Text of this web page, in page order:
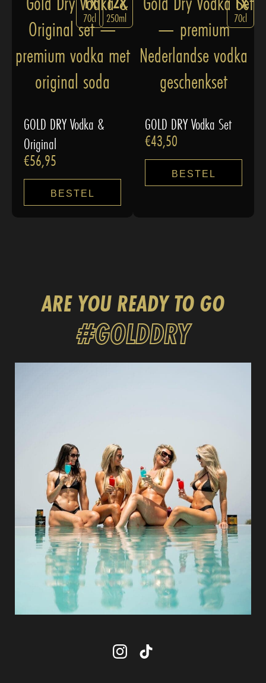
250ml
70cl
GOLD DRY Vodka &
Original
€56,95
BESTEL
70cl
GOLD DRY Vodka Set
€43,50
BESTEL
ARE YOU READY TO GO
#GOLDDRY